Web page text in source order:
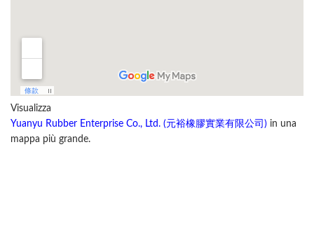
Visualizza
Yuanyu Rubber Enterprise Co., Ltd. (元裕橡膠實業有限公司) in una
mappa più grande.